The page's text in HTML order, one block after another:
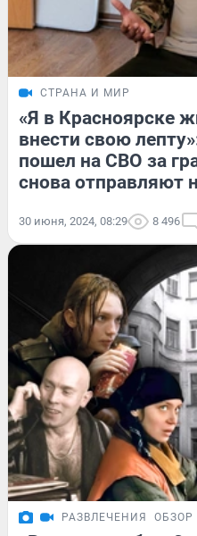
СТРАНА И МИР
«Я в Красноярске
внести свою
пошел на СВО за
снова отправляют
30 июня, 2024, 08:29 8 496
РАЗВЛЕЧЕНИЯ ОБЗОР